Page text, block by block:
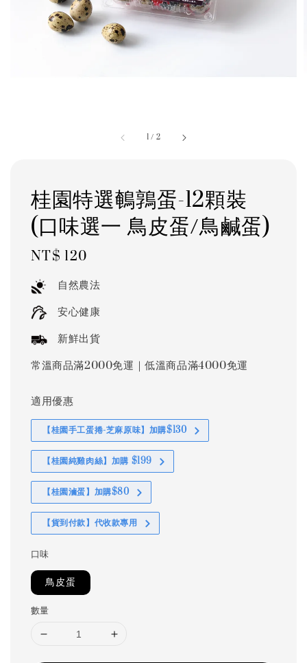
1 / 2
桂園特選鵪鶉蛋-12顆裝
(口味選一 鳥皮蛋/鳥鹹蛋)
Regular
price
NT$ 120
自然農法
安心健康
新鮮出貨
常溫商品滿2000免運｜低溫商品滿4000免運
適用優惠
【桂園手工蛋捲-芝麻原味】加購$130
【桂園純雞肉絲】加購 $199
【桂園滷蛋】加購$80
【貨到付款】代收款專用
口味
鳥皮蛋
數量